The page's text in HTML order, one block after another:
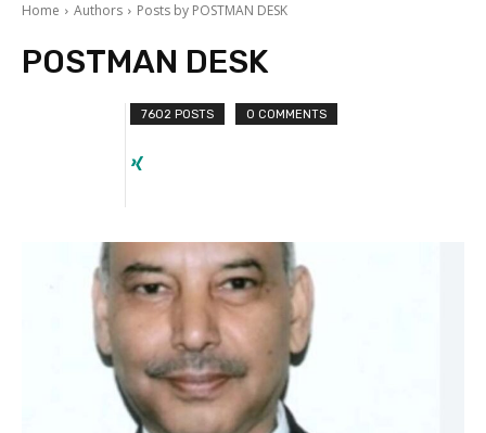
Home Authors Posts by POSTMAN DESK
POSTMAN DESK
7602 POSTS 0 COMMENTS